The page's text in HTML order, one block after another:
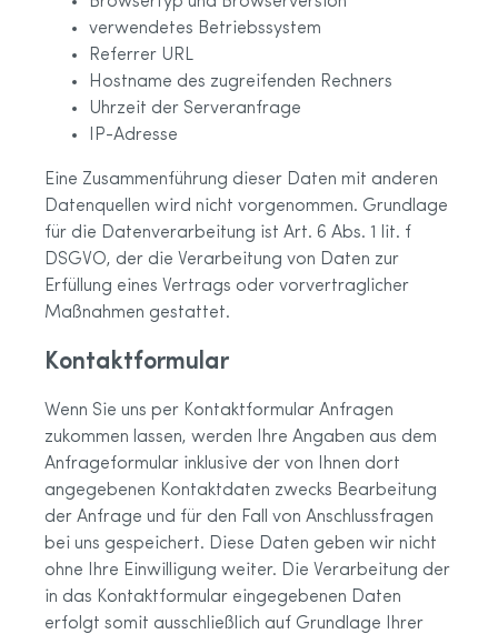
verwendetes Betriebssystem
Referrer URL
Hostname des zugreifenden Rechners
Uhrzeit der Serveranfrage
IP-Adresse
Eine Zusammenführung dieser Daten mit anderen
Datenquellen wird nicht vorgenommen. Grundlage
für die Datenverarbeitung ist Art. 6 Abs. 1 lit. f
DSGVO, der die Verarbeitung von Daten zur
Erfüllung eines Vertrags oder vorvertraglicher
Maßnahmen gestattet.
Kontaktformular
Wenn Sie uns per Kontaktformular Anfragen
zukommen lassen, werden Ihre Angaben aus dem
Anfrageformular inklusive der von Ihnen dort
angegebenen Kontaktdaten zwecks Bearbeitung
der Anfrage und für den Fall von Anschlussfragen
bei uns gespeichert. Diese Daten geben wir nicht
ohne Ihre Einwilligung weiter. Die Verarbeitung der
in das Kontaktformular eingegebenen Daten
erfolgt somit ausschließlich auf Grundlage Ihrer